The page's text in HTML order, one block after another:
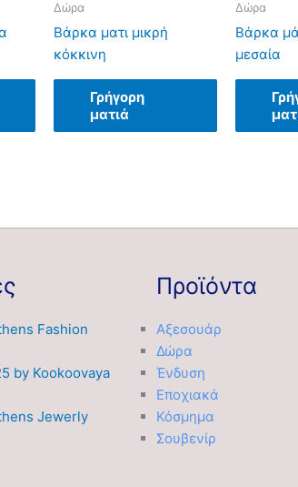
Δώρα
Βάρκα ματι μικρή
κόκκινη
Γρήγορη
ματιά
Δώρα
Βάρκα
μεσαία
Fashion
by Kookoovaya
Jewerly
Προϊόντα
Αξεσουάρ
Δώρα
Ένδυση
Εποχιακά
Κόσμημα
Σουβενίρ